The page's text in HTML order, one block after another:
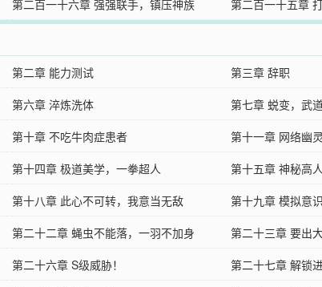
第二百一十六章 强强联手，镇压神族 第二百一十五章
第二章 能力测试 第三章 辞职
第六章 淬炼洗体 第七章 蜕变，武道
第十章 不吃牛肉症患者 第十一章 网络幽灵
第十四章 极道美学，一拳超人 第十五章 神秘高人
第十八章 此心不可转，我意当无敌 第十九章 模拟意
第二十二章 蝇虫不能落，一羽不加身 第二十三章 要出大
第二十六章 S级威胁！ 第二十七章 解锁